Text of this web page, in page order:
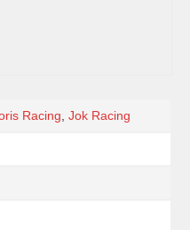
Racing Jok Racing